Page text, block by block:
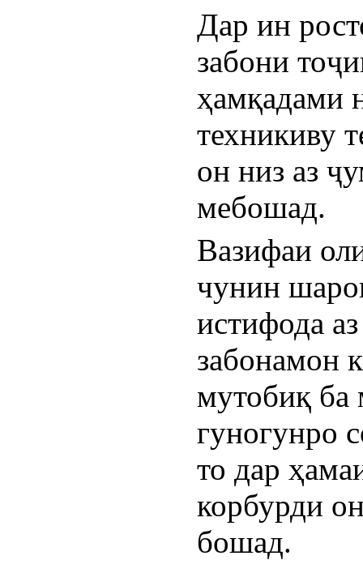
Дар ин
забони
ҳамқадами
техникиву
он низ аз
мебошад.
Вазифаи
чунин
истифода
забонамон
мутобиқ ба
гуногунро
то дар
корбурди
бошад.